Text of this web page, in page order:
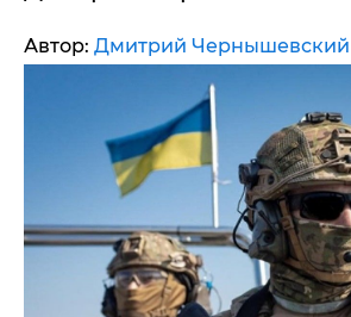
Автор: Дмитрий Чернышевский